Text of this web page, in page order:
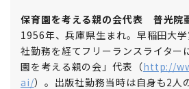
保育園を考える親の会代表 普光院
1956年、兵庫県生まれ。早稲田大
社勤務を経てフリーランスライター
園を考える親の会」代表（http://
ai/）。出版社勤務当時は自身も2人